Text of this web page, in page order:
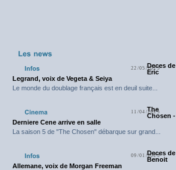
22/05/2025Deces de
Eric
Legrand, voix de Vegeta & Seiya
Le monde du doublage français est en deuil suite...
11/04/2025
The
Chosen -
Derniere Cene arrive en salle
La saison 5 de "The Chosen" débarque sur grand...
09/01/2025Deces de
Benoit
Allemane, voix de Morgan Freeman